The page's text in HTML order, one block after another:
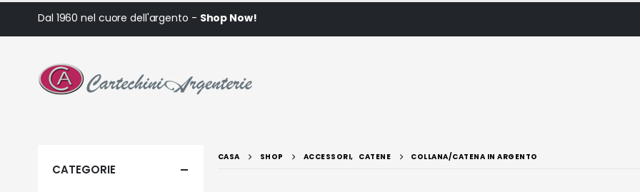
Dal 1960 nel cuore dell'argento - Shop Now!
CASA SHOP ACCESSORI, CATENE COLLANA/CATENA IN ARGENTO
CATEGORIE